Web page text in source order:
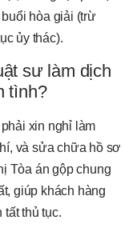
hòa giải (trừ
ủy thác).
sư làm dịch
tình?
xin nghỉ làm
và sửa chữa hồ sơ
Tòa án gộp chung
giúp khách hàng
thủ tục.